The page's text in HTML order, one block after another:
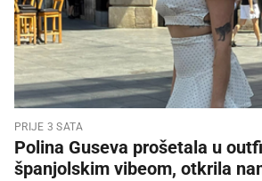
PRIJE 3 SATA
Polina Guseva prošetala u
španjolskim vibeom, otkrila